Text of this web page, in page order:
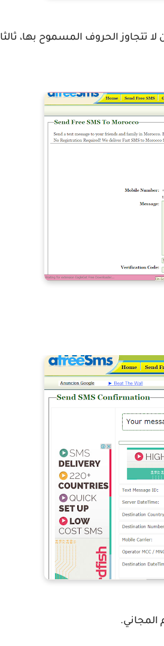
لا تتجاوز الحروف المسموح بها، ثالثا
المجاني.